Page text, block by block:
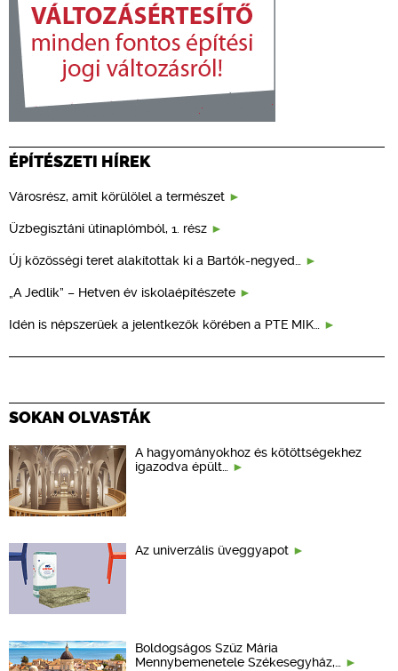
ÉPÍTÉSZETI HÍREK
Városrész, amit körülölel a természet
Üzbegisztáni útinaplómból, 1. rész
Új közösségi teret alakítottak ki a Bartók-negyed…
„A Jedlik” – Hetven év iskolaépítészete
Idén is népszerűek a jelentkezők körében a PTE MIK…
SOKAN OLVASTÁK
A hagyományokhoz és kötöttségekhez
igazodva épült…
Az univerzális üveggyapot
Boldogságos Szűz Mária
Mennybemenetele Székesegyház,…